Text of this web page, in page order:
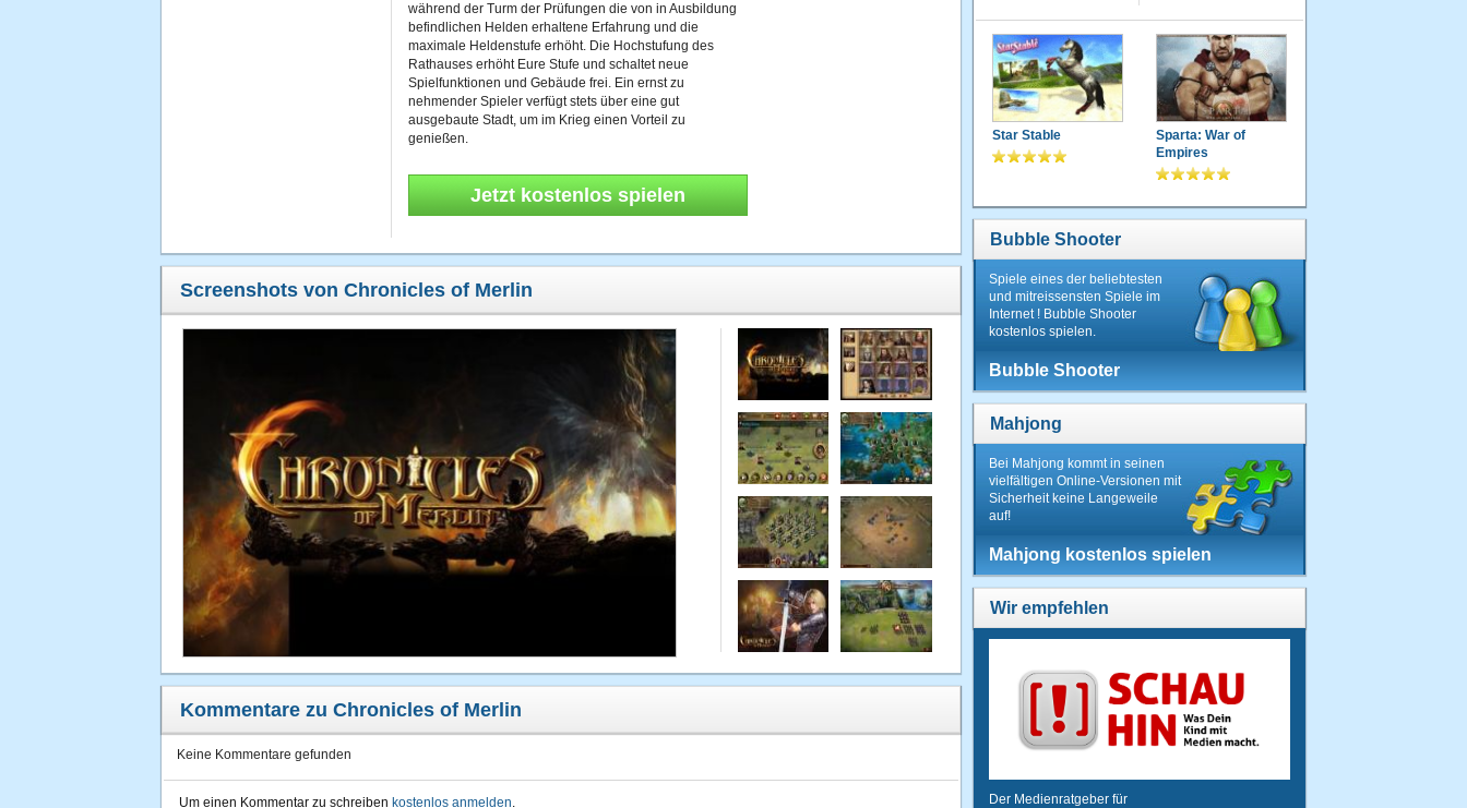
während der Turm der Prüfungen die von in Ausbildung
befindlichen Helden erhaltene Erfahrung und die
maximale Heldenstufe erhöht. Die Hochstufung des
Rathauses erhöht Eure Stufe und schaltet neue
Spielfunktionen und Gebäude frei. Ein ernst zu
nehmender Spieler verfügt stets über eine gut
ausgebaute Stadt, um im Krieg einen Vorteil zu
genießen.
Jetzt kostenlos spielen
Screenshots von Chronicles of Merlin
Kommentare zu Chronicles of Merlin
Keine Kommentare gefunden
Um einen Kommentar zu schreiben kostenlos anmelden.
Star Stable
Sparta: War of
Empires
Bubble Shooter
Spiele eines der beliebtesten
und mitreissensten Spiele im
Internet ! Bubble Shooter
kostenlos spielen.
Bubble Shooter
Mahjong
Bei Mahjong kommt in seinen
vielfältigen Online-Versionen mit
Sicherheit keine Langeweile
auf!
Mahjong kostenlos spielen
Wir empfehlen
Der Medienratgeber für